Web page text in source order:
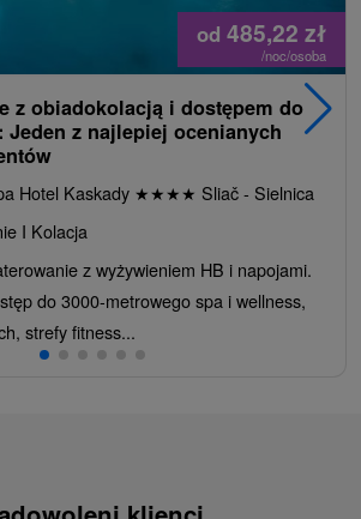
od 485,22 zł
/noc/osoba
z obiadokolacją i dostępem do
Jeden z najlepiej ocenianych
Hotel Kaskady ★★★★ Sliač - Sielnica
I Kolacja
z wyżywieniem HB i napojami.
do 3000-metrowego spa i wellness,
strefy fitness...